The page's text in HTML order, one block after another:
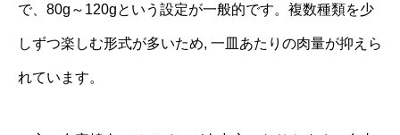
で、80g～120gという設定が一般的です。複数種類を少
しずつ楽しむ形式が多いため, 一皿あたりの肉量が抑えら
れています。